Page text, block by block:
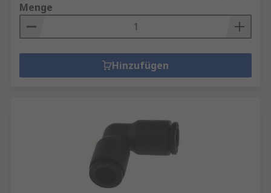
Menge
Hinzufügen